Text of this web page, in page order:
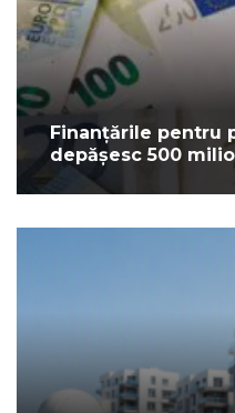
Finanțările pentru
depășesc 500